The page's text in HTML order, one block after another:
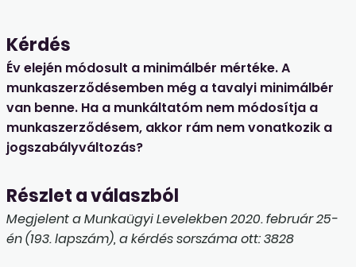
Kérdés
Év elején módosult a minimálbér mértéke. A
munkaszerződésemben még a tavalyi minimálbér
van benne. Ha a munkáltatóm nem módosítja a
munkaszerződésem, akkor rám nem vonatkozik a
jogszabályváltozás?
Részlet a válaszból
Megjelent a Munkaügyi Levelekben 2020. február 25-
én (193. lapszám), a kérdés sorszáma ott: 3828